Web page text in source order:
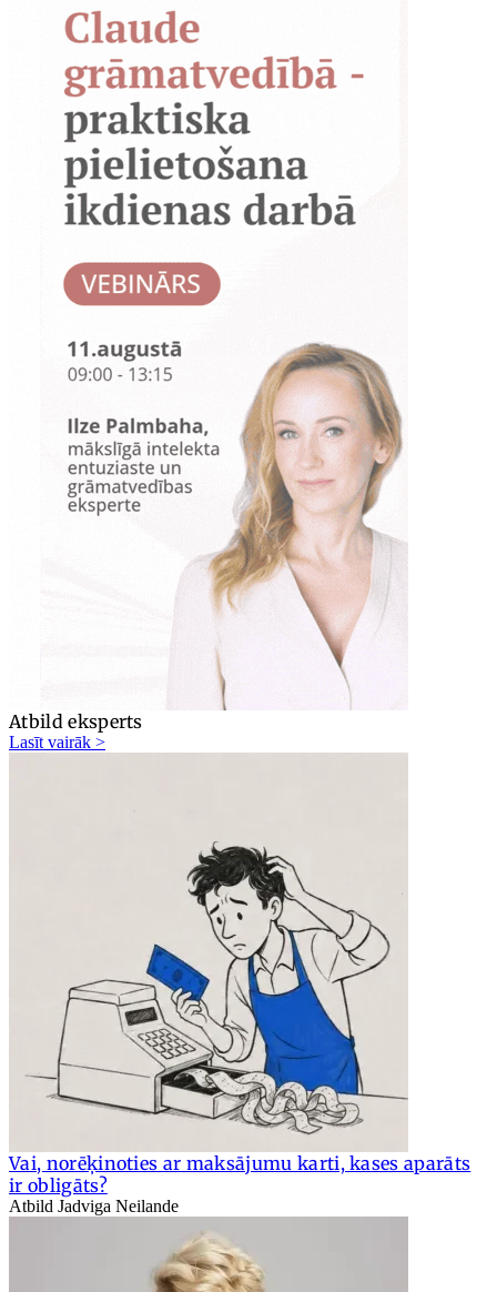
Atbild eksperts
Lasīt vairāk >
Vai, norēķinoties ar maksājumu karti, kases aparāts
ir obligāts?
Atbild Jadviga Neilande